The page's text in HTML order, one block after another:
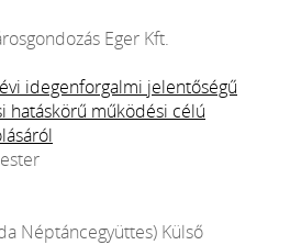
Eger Kft.
idegenforgalmi jelentőségű
hatáskörű működési célú
Néptáncegyüttes) Külső